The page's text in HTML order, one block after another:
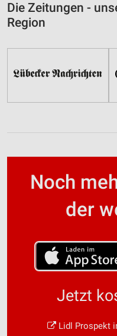
Die Zeitungen -
Region
Noch
der
Jetzt
Lidl Prospekt